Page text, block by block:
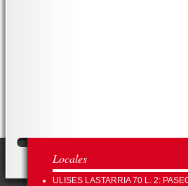
Locales
ULISES LASTARRIA 70 L. 2: